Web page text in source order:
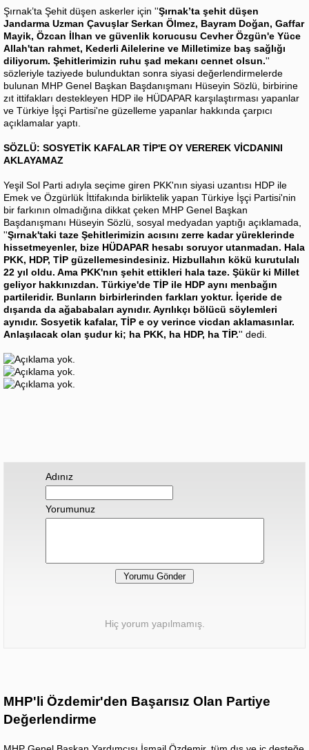
Şırnak’ta Şehit düşen askerler için ''Şırnak’ta şehit düşen
Jandarma Uzman Çavuşlar Serkan Ölmez, Bayram Doğan, Gaffar
Mayik, Özcan İlhan ve güvenlik korucusu Cevher Özgün'e Yüce
Allah'tan rahmet, Kederli Ailelerine ve Milletimize baş sağlığı
diliyorum. Şehitlerimizin ruhu şad mekanı cennet olsun.''
sözleriyle taziyede bulunduktan sonra siyasi değerlendirmelerde
bulunan MHP Genel Başkan Başdanışmanı Hüseyin Sözlü, birbirine
zıt ittifakları destekleyen HDP ile HÜDAPAR karşılaştırması yapanlar
ve Türkiye İşçi Partisi'ne güzelleme yapanlar hakkında çarpıcı
açıklamalar yaptı.
SÖZLÜ: SOSYETİK KAFALAR TİP'E OY VEREREK VİCDANINI
AKLAYAMAZ
Yeşil Sol Parti adıyla seçime giren PKK'nın siyasi uzantısı HDP ile
Emek ve Özgürlük İttifakında birliktelik yapan Türkiye İşçi Partisi'nin
bir farkının olmadığına dikkat çeken MHP Genel Başkan
Başdanışmanı Hüseyin Sözlü, sosyal medyadan yaptığı açıklamada,
''Şırnak'taki taze Şehitlerimizin acısını zerre kadar yüreklerinde
hissetmeyenler, bize HÜDAPAR hesabı soruyor utanmadan. Hala
PKK, HDP, TİP güzellemesindesiniz. Hizbullahın kökü kurutulalı
22 yıl oldu. Ama PKK'nın şehit ettikleri hala taze. Şükür ki Millet
geliyor hakkınızdan. Türkiye'de TİP ile HDP aynı menbağın
partileridir. Bunların birbirlerinden farkları yoktur. İçeride de
dışarıda da ağababaları aynıdır. Ayrılıkçı bölücü söylemleri
aynıdır. Sosyetik kafalar, TİP e oy verince vicdan aklamasınlar.
Anlaşılacak olan şudur ki; ha PKK, ha HDP, ha TİP.'' dedi.
Adınız
Yorumunuz
Hiç yorum yapılmamış.
MHP'li Özdemir'den Başarısız Olan Partiye
Değerlendirme